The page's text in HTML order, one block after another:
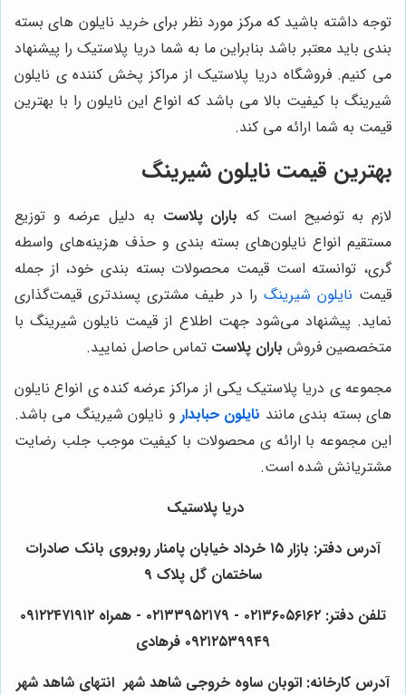
توجه داشته باشید که مرکز مورد نظر برای خرید نایلون های بسته
بندی باید معتبر باشد بنابراین ما به شما دریا پلاستیک را پیشنهاد
می کنیم. فروشگاه دریا پلاستیک از مراکز پخش کننده ی نایلون
شیرینگ با کیفیت بالا می باشد که انواع این نایلون را با بهترین
قیمت به شما ارائه می کند.
بهترین قیمت نایلون شیرینگ
لازم به توضیح است که باران پلاست به دلیل عرضه و توزیع
مستقیم انواع نایلون‌های بسته بندی و حذف هزینه‌های واسطه
گری، توانسته است قیمت محصولات بسته بندی خود، از جمله
قیمت نایلون شیرینگ را در طیف مشتری پسندتری قیمت‌گذاری
نماید. پیشنهاد می‌شود جهت اطلاع از قیمت نایلون شیرینگ با
متخصصین فروش باران پلاست تماس حاصل نمایید.
مجموعه ی دریا پلاستیک یکی از مراکز عرضه کنده ی انواع نایلون
های بسته بندی مانند نایلون حبابدار و نایلون شیرینگ می باشد.
این مجموعه با ارائه ی محصولات با کیفیت موجب جلب رضایت
مشتریانش شده است.
دریا پلاستیک
آدرس دفتر: بازار ۱۵ خرداد خیابان پامنار روبروی بانک صادرات
ساختمان گل پلاک ۹
تلفن دفتر: ۰۲۱۳۶۰۵۶۱۶۲ - ۰۲۱۳۳۹۵۲۱۷۹ - همراه ۰۹۱۲۲۴۷۱۹۱۲
۰۹۲۱۲۵۳۹۹۴۹ فرهادی
آدرس کارخانه: اتوبان ساوه خروجی شاهد شهر انتهای شاهد شهر